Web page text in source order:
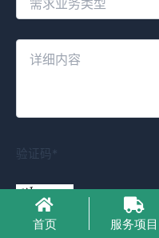
验证码*
首页 服务项目